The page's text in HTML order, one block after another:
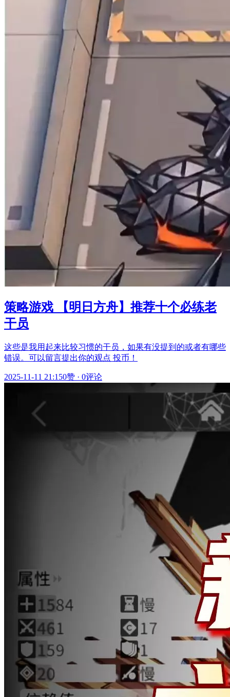
策略游戏 【明日方舟】推荐十个必练老
干员
这些是我用起来比较习惯的干员，如果有没提到的或者有哪些
错误。可以留言提出你的观点 投币！
2025-11-11 21:150赞 · 0评论